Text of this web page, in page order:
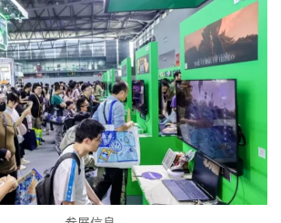
展位亮相，届时玩家可前往蜗牛游戏展台亲身
同时，《疯狂面纱》Steam商店页现已上线，
玩家可提前加入愿望单。